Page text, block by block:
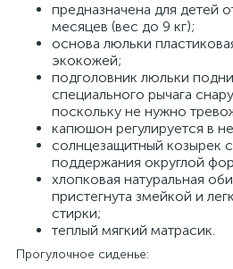
предназначена для детей
месяцев (вес до 9 кг);
основа люльки
экокожей;
подголовник люльки
специального рычага
поскольку не нужно
капюшон регулируется в
солнцезащитный козырек
поддержания округлой
хлопковая натуральная
пристегнута змейкой и
стирки;
теплый мягкий матрасик.
Прогулочное сиденье: